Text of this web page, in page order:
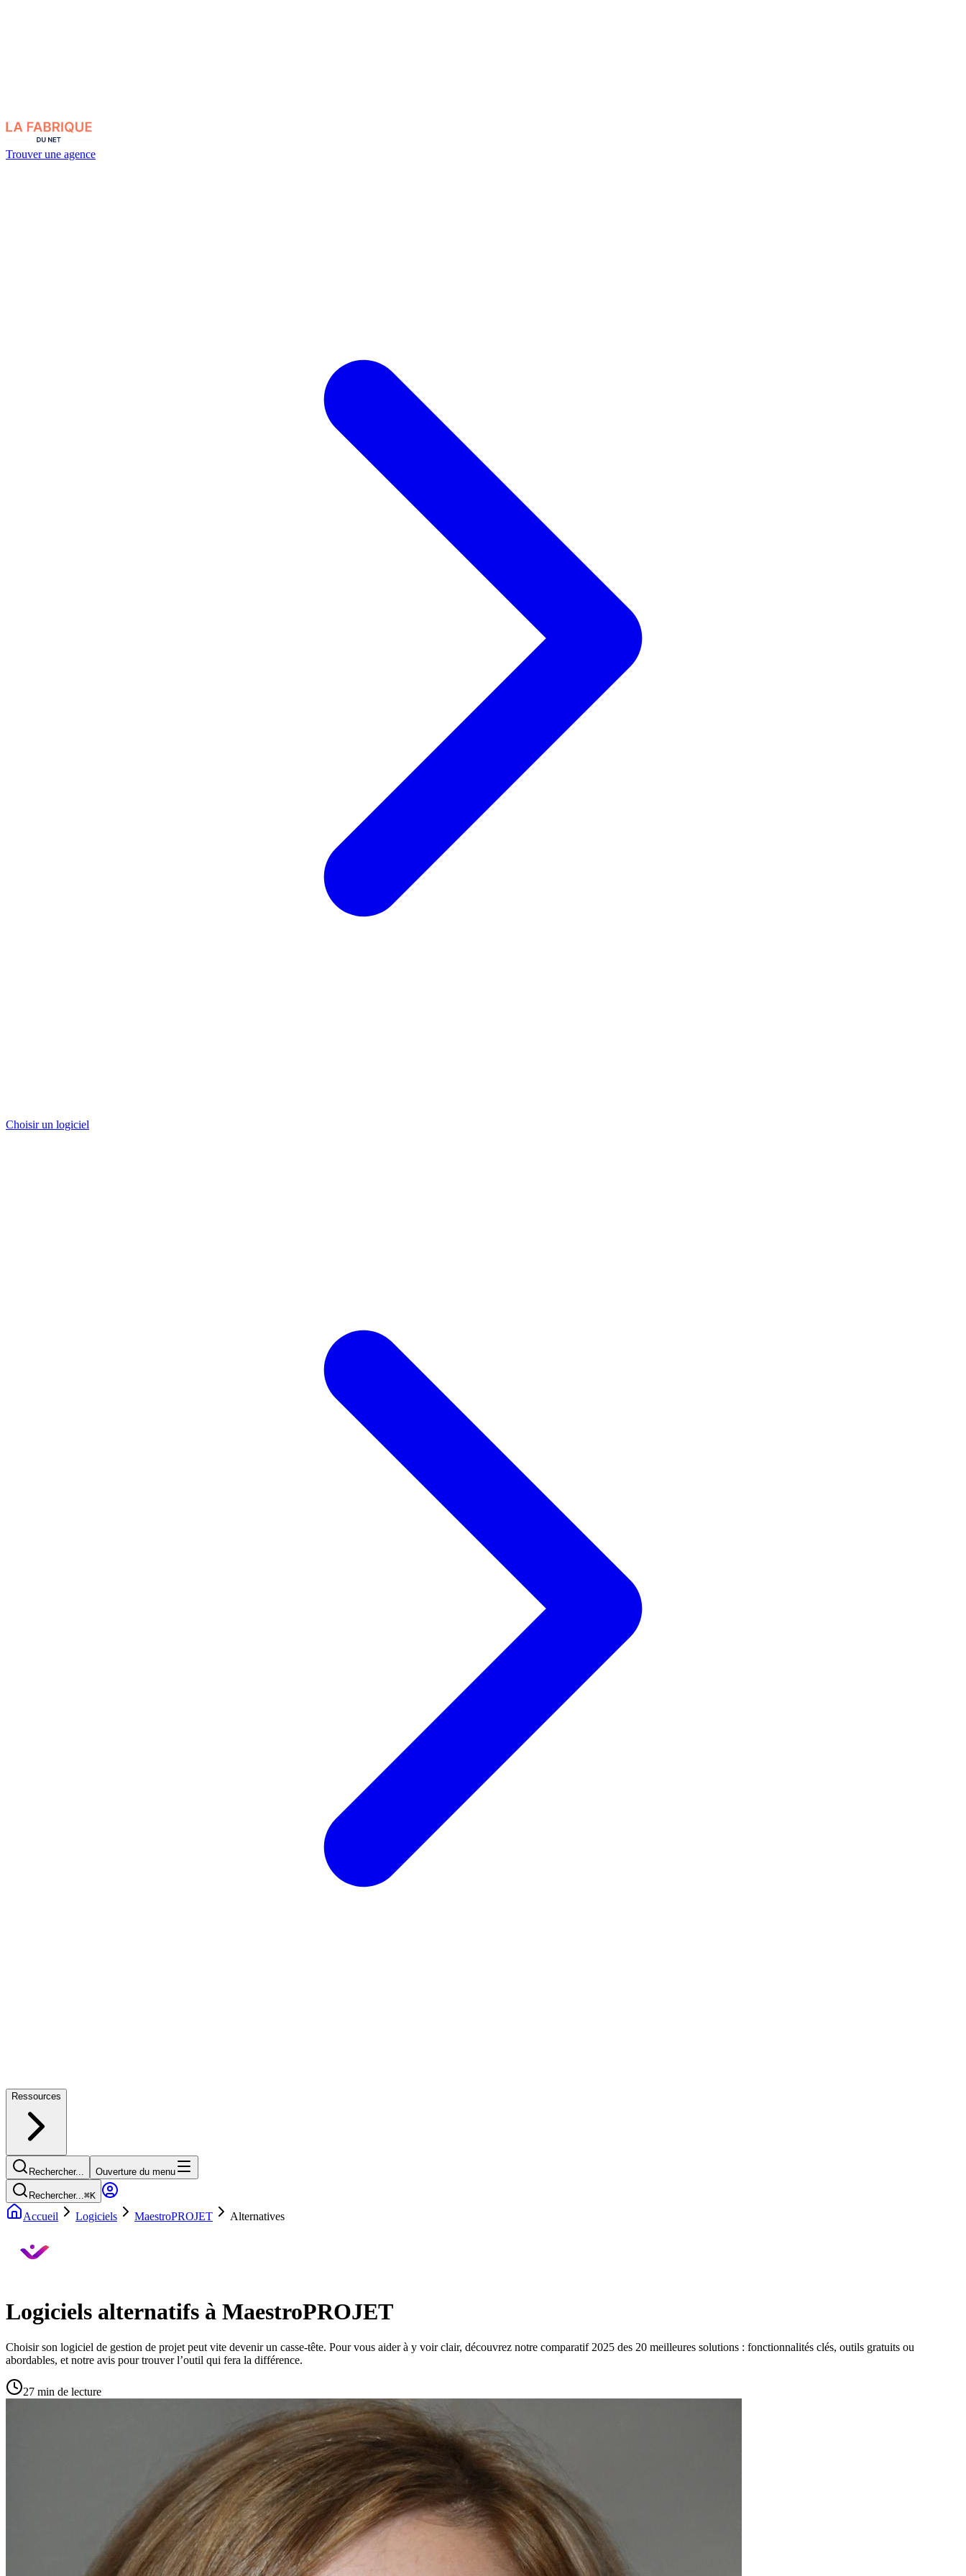
Trouver une agence
Choisir un logiciel
Ressources
Rechercher... Ouverture du menu
Rechercher...⌘K
Accueil Logiciels MaestroPROJET Alternatives
Logiciels alternatifs à MaestroPROJET
Choisir son logiciel de gestion de projet peut vite devenir un casse-tête. Pour vous aider à y voir clair, découvrez notre comparatif 2025 des 20 meilleures solutions : fonctionnalités clés, outils gratuits ou
abordables, et notre avis pour trouver l’outil qui fera la différence.
27 min de lecture